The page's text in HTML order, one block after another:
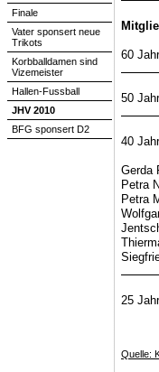
60
50
40
Gerda
Petra
Petra
25
Quelle:
Finale
Vater sponsert neue
Trikots
Korbballdamen sind
Vizemeister
Hallen-Fussball
JHV 2010
BFG sponsert D2